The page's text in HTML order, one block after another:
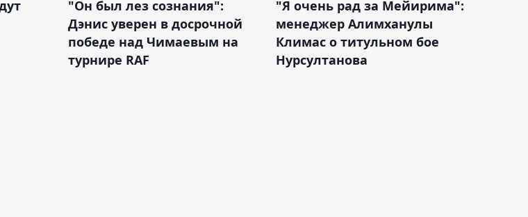
"Он был лез сознания":
Дэнис уверен в досрочной
победе над Чимаевым на
турнире RAF
"Я очень рад за Мейирима":
менеджер Алимханулы
Климас о титульном бое
Нурсултанова